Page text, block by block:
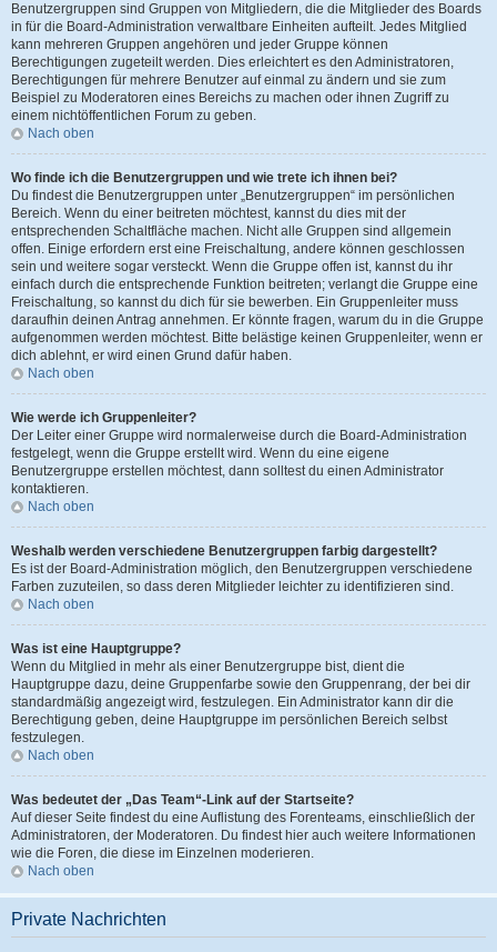
Benutzergruppen sind Gruppen von Mitgliedern, die die Mitglieder des Boards
in für die Board-Administration verwaltbare Einheiten aufteilt. Jedes Mitglied
kann mehreren Gruppen angehören und jeder Gruppe können
Berechtigungen zugeteilt werden. Dies erleichtert es den Administratoren,
Berechtigungen für mehrere Benutzer auf einmal zu ändern und sie zum
Beispiel zu Moderatoren eines Bereichs zu machen oder ihnen Zugriff zu
einem nichtöffentlichen Forum zu geben.
Nach oben
Wo finde ich die Benutzergruppen und wie trete ich ihnen bei?
Du findest die Benutzergruppen unter „Benutzergruppen“ im persönlichen
Bereich. Wenn du einer beitreten möchtest, kannst du dies mit der
entsprechenden Schaltfläche machen. Nicht alle Gruppen sind allgemein
offen. Einige erfordern erst eine Freischaltung, andere können geschlossen
sein und weitere sogar versteckt. Wenn die Gruppe offen ist, kannst du ihr
einfach durch die entsprechende Funktion beitreten; verlangt die Gruppe eine
Freischaltung, so kannst du dich für sie bewerben. Ein Gruppenleiter muss
daraufhin deinen Antrag annehmen. Er könnte fragen, warum du in die Gruppe
aufgenommen werden möchtest. Bitte belästige keinen Gruppenleiter, wenn er
dich ablehnt, er wird einen Grund dafür haben.
Nach oben
Wie werde ich Gruppenleiter?
Der Leiter einer Gruppe wird normalerweise durch die Board-Administration
festgelegt, wenn die Gruppe erstellt wird. Wenn du eine eigene
Benutzergruppe erstellen möchtest, dann solltest du einen Administrator
kontaktieren.
Nach oben
Weshalb werden verschiedene Benutzergruppen farbig dargestellt?
Es ist der Board-Administration möglich, den Benutzergruppen verschiedene
Farben zuzuteilen, so dass deren Mitglieder leichter zu identifizieren sind.
Nach oben
Was ist eine Hauptgruppe?
Wenn du Mitglied in mehr als einer Benutzergruppe bist, dient die
Hauptgruppe dazu, deine Gruppenfarbe sowie den Gruppenrang, der bei dir
standardmäßig angezeigt wird, festzulegen. Ein Administrator kann dir die
Berechtigung geben, deine Hauptgruppe im persönlichen Bereich selbst
festzulegen.
Nach oben
Was bedeutet der „Das Team“-Link auf der Startseite?
Auf dieser Seite findest du eine Auflistung des Forenteams, einschließlich der
Administratoren, der Moderatoren. Du findest hier auch weitere Informationen
wie die Foren, die diese im Einzelnen moderieren.
Nach oben
Private Nachrichten